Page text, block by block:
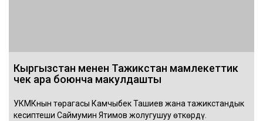
Кыргызстан менен Тажикстан мамлекеттик
чек ара боюнча макулдашты
УКМКнын төрагасы Камчыбек Ташиев жана тажикстандык
кесиптеши Саймумин Ятимов жолугушуу өткөрдү.